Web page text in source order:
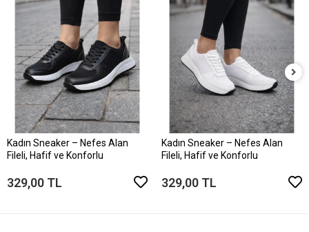
Kadın Sneaker – Nefes Alan
Fileli, Hafif ve Konforlu
329,00 TL
Kadın Sneaker – Nefes Alan
Fileli, Hafif ve Konforlu
329,00 TL